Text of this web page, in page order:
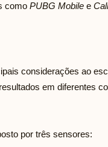
como PUBG Mobile e
considerações ao
em diferentes
por três sensores: